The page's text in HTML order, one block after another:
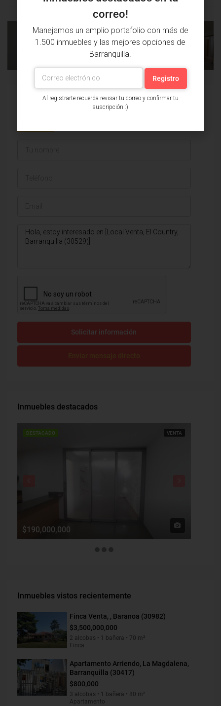
PROPIEDAD
ANTERIOR
PRÓXIMA
PROPIEDAD
Issa Saieh Inmobiliaria
Ver listados
Solicitar información
Inmuebles destacados
DESTACADO VENTA
$190,000,000
Inmuebles vistos recientemente
Finca Venta, , Baranoa (30982)
$3,500,000,000
2 alcobas • 1 bañera • 70 m²
Finca
Apartamento Arriendo, La Magdalena,
Barranquilla (30417)
$800,000
3 alcobas • 1 bañera • 80 m²
Apartamento
correo!
Manejamos un amplio portafolio con más de
1.500 inmuebles y las mejores opciones de
Barranquilla.
Al registrarte recuerda revisar tu correo y confirmar tu
suscripción :)